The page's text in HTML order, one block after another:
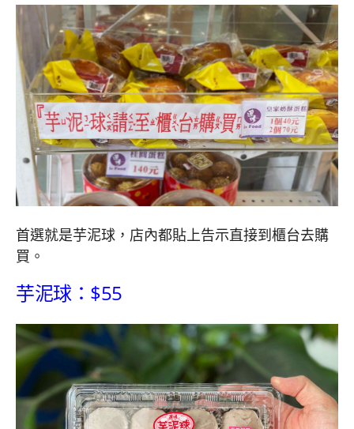
首選就是芋泥球，店內都貼上告示直接到櫃台去購
買。
芋泥球：$55